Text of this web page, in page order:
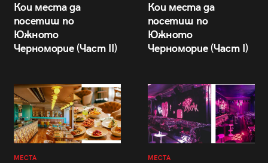
Кои места да
посетиш по
Южното
Черноморие (Част II)
Кои места да
посетиш по
Южното
Черноморие (Част I)
МЕСТА МЕСТА